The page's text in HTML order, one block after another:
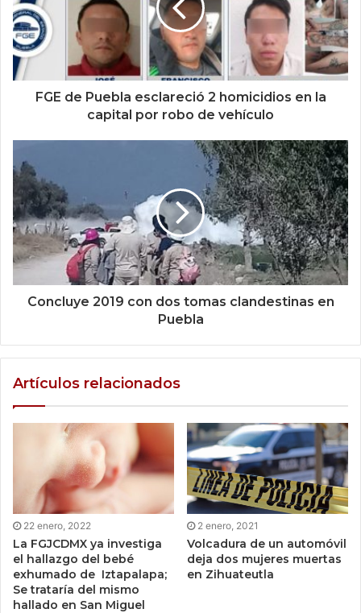
FGE de Puebla esclareció 2 homicidios en la
capital por robo de vehículo
Concluye 2019 con dos tomas clandestinas en
Puebla
Artículos relacionados
22 enero, 2022
La FGJCDMX ya investiga
el hallazgo del bebé
exhumado de Iztapalapa;
Se trataría del mismo
hallado en San Miguel
2 enero, 2021
Volcadura de un automóvil
deja dos mujeres muertas
en Zihuateutla